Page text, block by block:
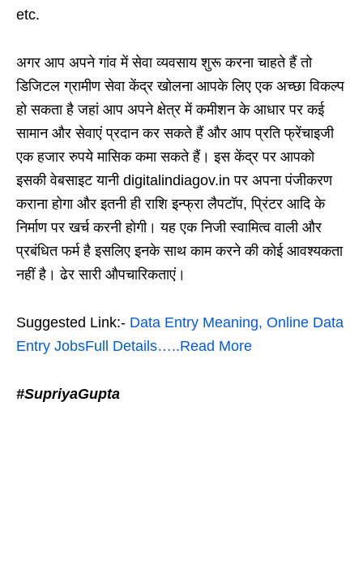
etc.
अगर आप अपने गांव में सेवा व्यवसाय शुरू करना चाहते हैं तो
डिजिटल ग्रामीण सेवा केंद्र खोलना आपके लिए एक अच्छा विकल्प
हो सकता है जहां आप अपने क्षेत्र में कमीशन के आधार पर कई
सामान और सेवाएं प्रदान कर सकते हैं और आप प्रति फ्रेंचाइजी
एक हजार रुपये मासिक कमा सकते हैं। इस केंद्र पर आपको
इसकी वेबसाइट यानी digitalindiagov.in पर अपना पंजीकरण
कराना होगा और इतनी ही राशि इन्फ्रा लैपटॉप, प्रिंटर आदि के
निर्माण पर खर्च करनी होगी। यह एक निजी स्वामित्व वाली और
प्रबंधित फर्म है इसलिए इनके साथ काम करने की कोई आवश्यकता
नहीं है। ढेर सारी औपचारिकताएं।
Suggested Link:- Data Entry Meaning, Online Data
Entry JobsFull Details…..Read More
#SupriyaGupta